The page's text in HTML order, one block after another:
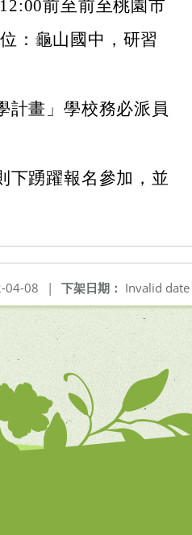
前至前至桃園市
：龜山國中，研習
計畫」學校務必派員
下踴躍報名參加，並
下架日期： Invalid date
04-08 |